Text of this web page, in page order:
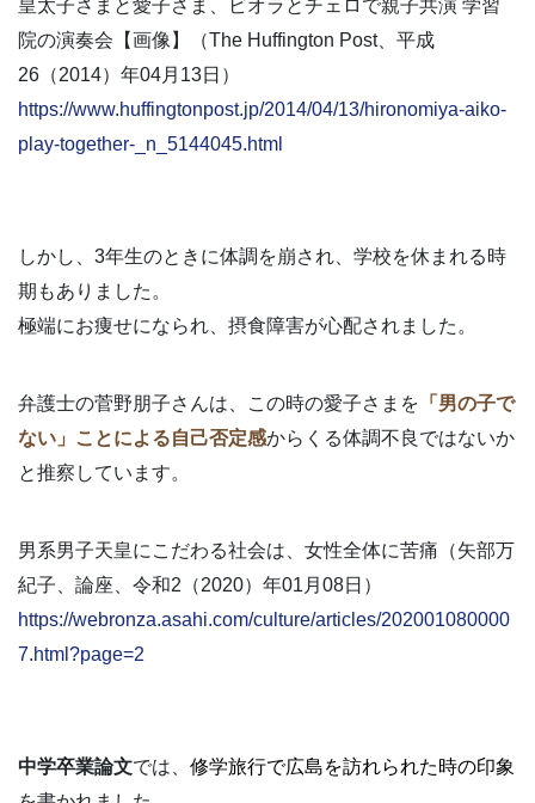
皇太子さまと愛子さま、ビオラとチェロで親子共演 学習
院の演奏会【画像】（The Huffington Post、平成
26（2014）年04月13日）
https://www.huffingtonpost.jp/2014/04/13/hironomiya-aiko-
play-together-_n_5144045.html
しかし、3年生のときに体調を崩され、学校を休まれる時
期もありました。
極端にお痩せになられ、摂食障害が心配されました。
弁護士の菅野朋子さんは、この時の愛子さまを 「男の子で
ない」ことによる自己否定感からくる体調不良ではないか
と推察しています。
男系男子天皇にこだわる社会は、女性全体に苦痛（矢部万
紀子、論座、令和2（2020）年01月08日）
https://webronza.asahi.com/culture/articles/202001080000
7.html?page=2
中学卒業論文では、 修学旅行で広島を訪れられた時の印象